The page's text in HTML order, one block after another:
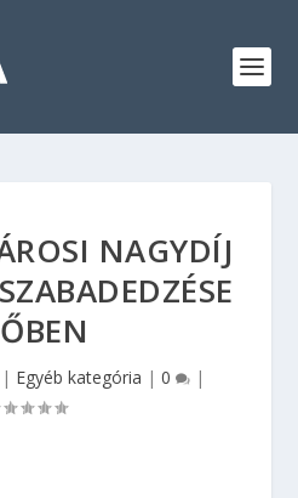
NAGYDÍJ
| Egyéb kategória | 0 |